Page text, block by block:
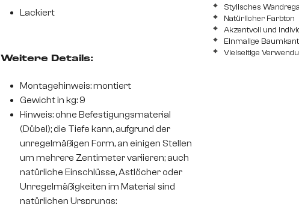
Stylisches
Natürlicher Farbton
Akzentvoll und
Einmalige
Vielseitige
Lackiert
Weitere Details:
Montagehinweis: montiert
Gewicht in kg: 9
Hinweis: ohne Befestigungsmaterial
(Dübel); die Tiefe kann, aufgrund der
unregelmäßigen Form, an einigen Stellen
um mehrere Zentimeter variieren; auch
natürliche Einschlüsse, Astlöcher oder
Unregelmäßigkeiten im Material sind
natürlichen Ursprungs;